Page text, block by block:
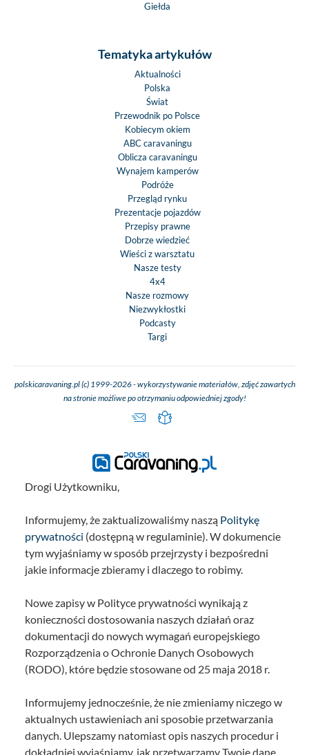
Giełda
Tematyka artykułów
Aktualności
Polska
Świat
Przewodnik po Polsce
Kobiecym okiem
ABC caravaningu
Oblicza caravaningu
Wynajem kamperów
Podróże
Przegląd rynku
Prezentacje pojazdów
Przepisy prawne
Dobrze wiedzieć
Wieści z warsztatu
Nasze testy
4x4
Nasze rozmowy
Niezwykłostki
Podcasty
Targi
polskicaravaning.pl (c) 1999-2026 - wykorzystywanie materiałów, zdjęć zawartych
na stronie możliwe po otrzymaniu odpowiedniej zgody!
Drogi Użytkowniku,
Informujemy, że zaktualizowaliśmy naszą Politykę
prywatności (dostępną w regulaminie). W dokumencie
tym wyjaśniamy w sposób przejrzysty i bezpośredni
jakie informacje zbieramy i dlaczego to robimy.
Nowe zapisy w Polityce prywatności wynikają z
konieczności dostosowania naszych działań oraz
dokumentacji do nowych wymagań europejskiego
Rozporządzenia o Ochronie Danych Osobowych
(RODO), które będzie stosowane od 25 maja 2018 r.
Informujemy jednocześnie, że nie zmieniamy niczego w
aktualnych ustawieniach ani sposobie przetwarzania
danych. Ulepszamy natomiast opis naszych procedur i
dokładniej wyjaśniamy, jak przetwarzamy Twoje dane